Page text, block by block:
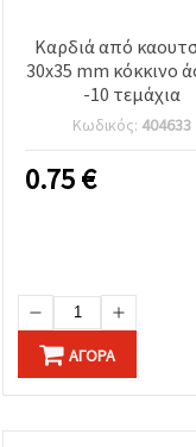
Καρδιά από
30x35 mm κόκκινο
-10 τεμάχια
Κωδικός: 404633
0.75€
ΑΓΟΡΆ